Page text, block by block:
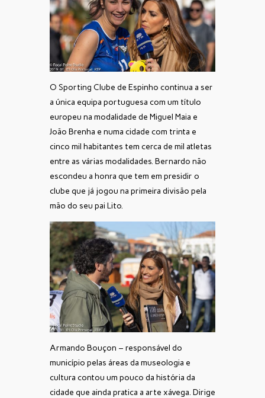
O Sporting Clube de Espinho continua a ser
a única equipa portuguesa com um título
europeu na modalidade de Miguel Maia e
João Brenha e numa cidade com trinta e
cinco mil habitantes tem cerca de mil atletas
entre as várias modalidades. Bernardo não
escondeu a honra que tem em presidir o
clube que já jogou na primeira divisão pela
mão do seu pai Lito.
Armando Bouçon – responsável do
município pelas áreas da museologia e
cultura contou um pouco da história da
cidade que ainda pratica a arte xávega. Dirige